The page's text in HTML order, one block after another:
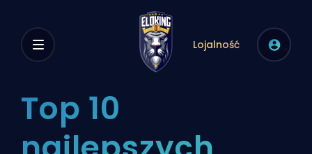
Lojalność
Top 10